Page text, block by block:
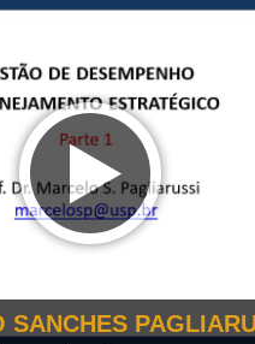
SANCHES